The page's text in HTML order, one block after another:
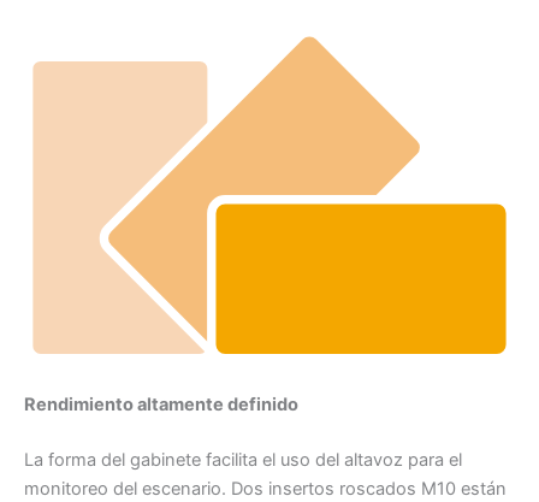
Rendimiento altamente definido
La forma del gabinete facilita el uso del altavoz para el
monitoreo del escenario. Dos insertos roscados M10 están